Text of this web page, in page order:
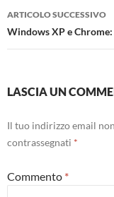
ARTICOLO SUCCESSIVO
Windows XP e
LASCIA UN
Il tuo indirizzo email
contrassegnati *
Commento *